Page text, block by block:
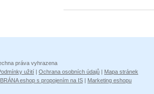
práva vyhrazena
užití | Ochrana osobních údajů | Mapa stránek
eshop s propojením na IS | Marketing eshopu